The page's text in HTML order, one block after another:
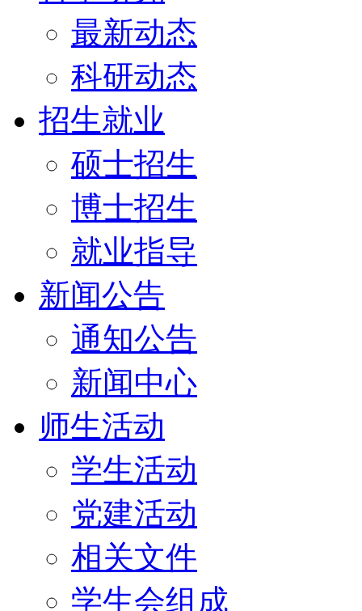
最新动态
科研动态
招生就业
硕士招生
博士招生
就业指导
新闻公告
通知公告
新闻中心
师生活动
学生活动
党建活动
相关文件
学生会组成